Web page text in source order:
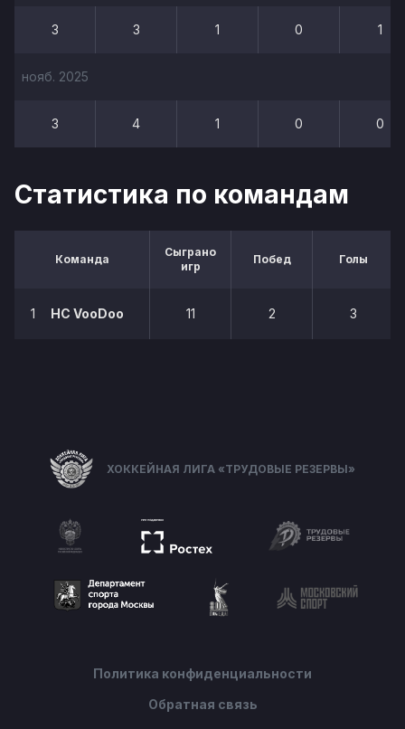
3 3 1 0 1
нояб. 2025
3 4 1 0 0
Статистика по командам
Команда
Сыграно
игр
Побед Голы
1 HC VooDoo 11 2 3
ХОККЕЙНАЯ ЛИГА «ТРУДОВЫЕ РЕЗЕРВЫ»
Политика конфиденциальности
Обратная связь